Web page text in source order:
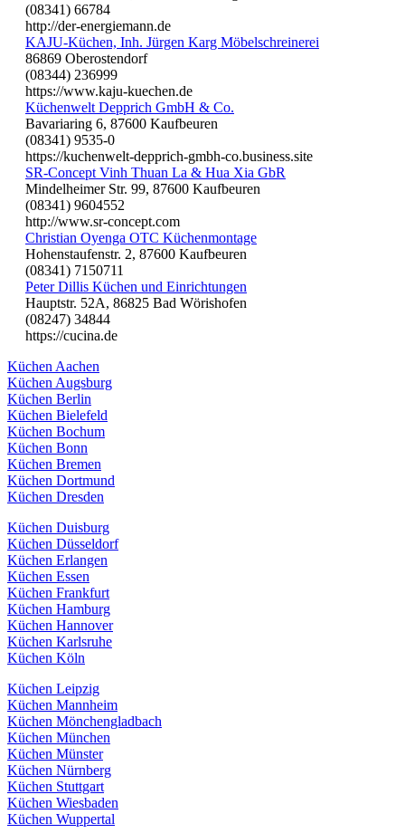
(08341) 66784
http://der-energiemann.de
KAJU-Küchen, Inh. Jürgen Karg Möbelschreinerei
86869 Oberostendorf
(08344) 236999
https://www.kaju-kuechen.de
Küchenwelt Depprich GmbH & Co.
Bavariaring 6, 87600 Kaufbeuren
(08341) 9535-0
https://kuchenwelt-depprich-gmbh-co.business.site
SR-Concept Vinh Thuan La & Hua Xia GbR
Mindelheimer Str. 99, 87600 Kaufbeuren
(08341) 9604552
http://www.sr-concept.com
Christian Oyenga OTC Küchenmontage
Hohenstaufenstr. 2, 87600 Kaufbeuren
(08341) 7150711
Peter Dillis Küchen und Einrichtungen
Hauptstr. 52A, 86825 Bad Wörishofen
(08247) 34844
https://cucina.de
Küchen Aachen
Küchen Augsburg
Küchen Berlin
Küchen Bielefeld
Küchen Bochum
Küchen Bonn
Küchen Bremen
Küchen Dortmund
Küchen Dresden
Küchen Duisburg
Küchen Düsseldorf
Küchen Erlangen
Küchen Essen
Küchen Frankfurt
Küchen Hamburg
Küchen Hannover
Küchen Karlsruhe
Küchen Köln
Küchen Leipzig
Küchen Mannheim
Küchen Mönchengladbach
Küchen München
Küchen Münster
Küchen Nürnberg
Küchen Stuttgart
Küchen Wiesbaden
Küchen Wuppertal